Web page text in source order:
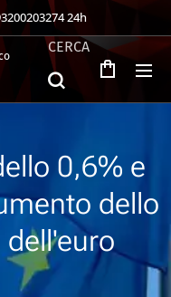
24h
CERCA
0,6% e
dello
dell'euro